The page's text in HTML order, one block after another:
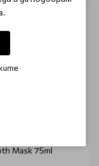
Mask 75ml